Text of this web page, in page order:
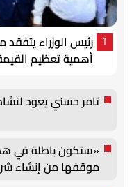
1
رئيس الوزراء
أهمية تعظيم
تامر حسني يعود
«ستكون باطلة في
موقفها من إنشاء